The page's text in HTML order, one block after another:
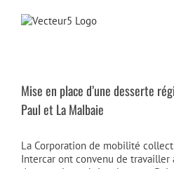
Mise en place d’une desserte
Paul et La Malbaie
La Corporation de mobilité
Intercar ont convenu de travailler